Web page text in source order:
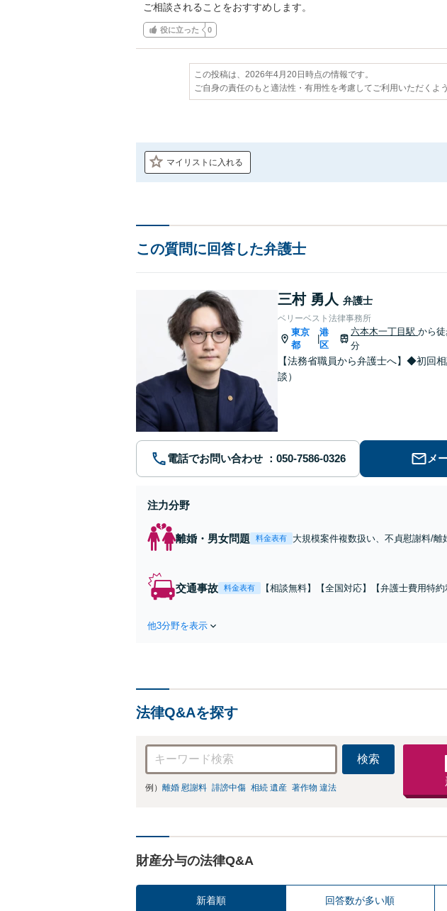
ご相談されることをおすすめします。
役に立った 0
この投稿は、2026年4月20日時点の情報です。
ご自身の責任のもと適法性・有用性を考慮してご利用いただくよ
マイリストに入れる
この質問に回答した弁護士
三村 勇人 弁護士
ベリーベスト法律事務所
東京
都
|
港
区
六本木一丁目駅から
分
【法務省職員から弁護士へ】◆初回
談）
電話でお問い合わせ メ
注力分野
離婚・男女問題 料金表有
大規模案件複数扱い、不貞慰謝料/離
交通事故 料金表有
【相談無料】【全国対応】【弁護士費用特
他3分野を表示
法律Q&Aを探す
検索
例） 離婚 慰謝料 誹謗中傷 相続 遺産 著作物 違法
財産分与の法律Q&A
新着順 回答数が多い順